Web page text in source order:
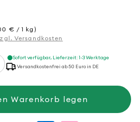
€ / 1 kg)
Versandkosten
Sofort verfügbar, Lieferzeit: 1-3 Werktage
Versandkostenfrei ab 50 Euro in DE
Warenkorb legen